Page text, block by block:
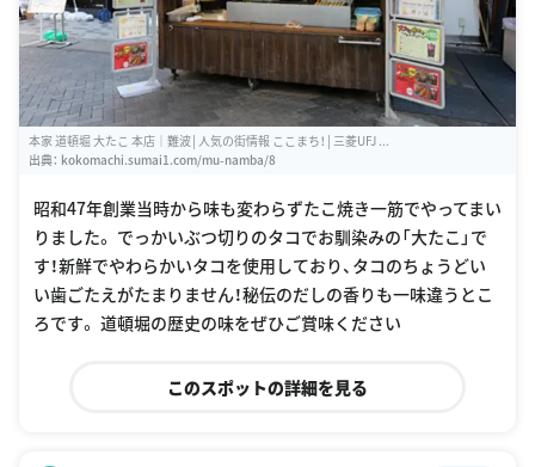
本家 道頓堀 大たこ 本店｜難波│人気の街情報 ここまち！│三菱UFJ ...
出典： kokomachi.sumai1.com/mu-namba/8
昭和47年創業当時から味も変わらずたこ焼き一筋でやってまい
りました。 でっかいぶつ切りのタコでお馴染みの「大たこ」で
す！新鮮でやわらかいタコを使用しており、タコのちょうどい
い歯ごたえがたまりません！秘伝のだしの香りも一味違うとこ
ろです。 道頓堀の歴史の味をぜひご賞味ください
このスポットの詳細を見る